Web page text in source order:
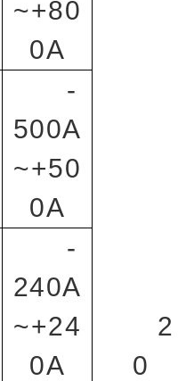
~+80
0A
2
0
-
500A
~+50
0A
-
240A
~+24
0A